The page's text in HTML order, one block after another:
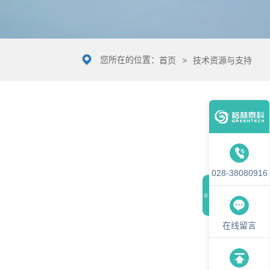
028-38080916
在线留言
您所在的位置： 首页 > 技术资源与支持